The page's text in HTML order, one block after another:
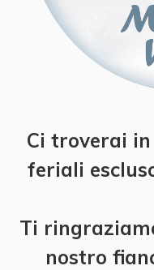
Ci troverai
feriali
Ti
nostro